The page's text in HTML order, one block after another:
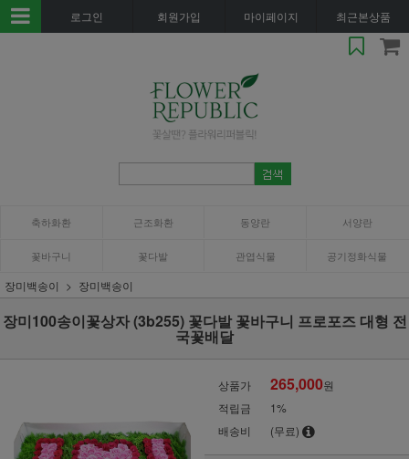
로그인 회원가입 마이페이지 최근본상품
축하화환 근조화환 동양란 서양란
꽃바구니 꽃다발 관엽식물 공기정화식물
장미백송이 장미백송이
장미100송이꽃상자 (3b255) 꽃다발 꽃바구니 프로포즈 대형 전
국꽃배달
상품가 265,000원
적립금
1%
배송비
(무료)